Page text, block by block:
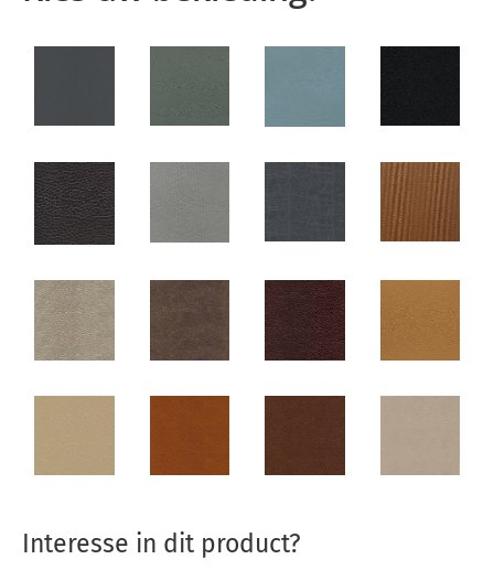
Interesse in dit product?